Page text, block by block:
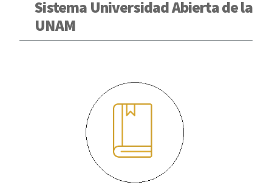
Sistema Universidad Abierta de la
UNAM